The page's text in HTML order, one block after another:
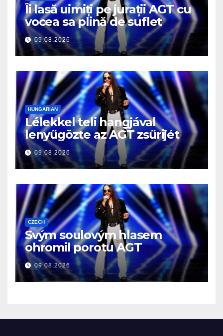
Îi lasă uimiți pe jurații AGT cu
vocea sa plină de suflet
09.08.2026
HUNGARIAN
Lélekkel teli hangjával
lenyűgözte az AGT zsűrijét
09.08.2026
CZECH
Svým soulovým hlasem
ohromil porotu AGT
09.08.2026